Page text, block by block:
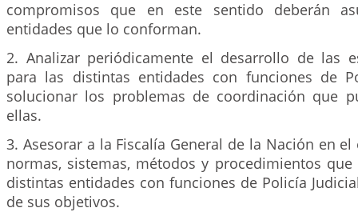
compromisos que en este sentido deberán
entidades que lo conforman.
2. Analizar periódicamente el desarrollo de las
para las distintas entidades con funciones de
solucionar los problemas de coordinación que
ellas.
3. Asesorar a la Fiscalía General de la Nación en
normas, sistemas, métodos y procedimientos
distintas entidades con funciones de Policía
de sus objetivos.